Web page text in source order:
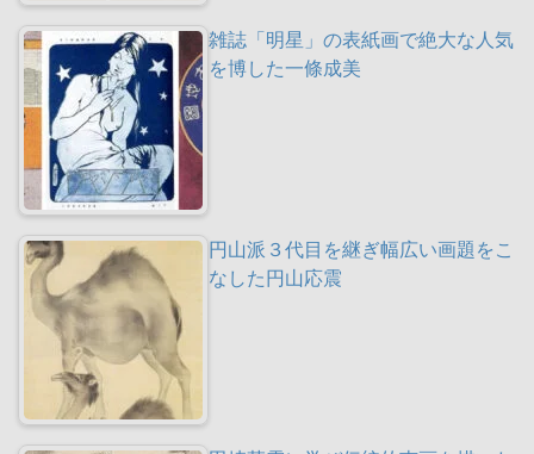
雑誌「明星」の表紙画で絶大な人気
を博した一條成美
円山派３代目を継ぎ幅広い画題をこ
なした円山応震